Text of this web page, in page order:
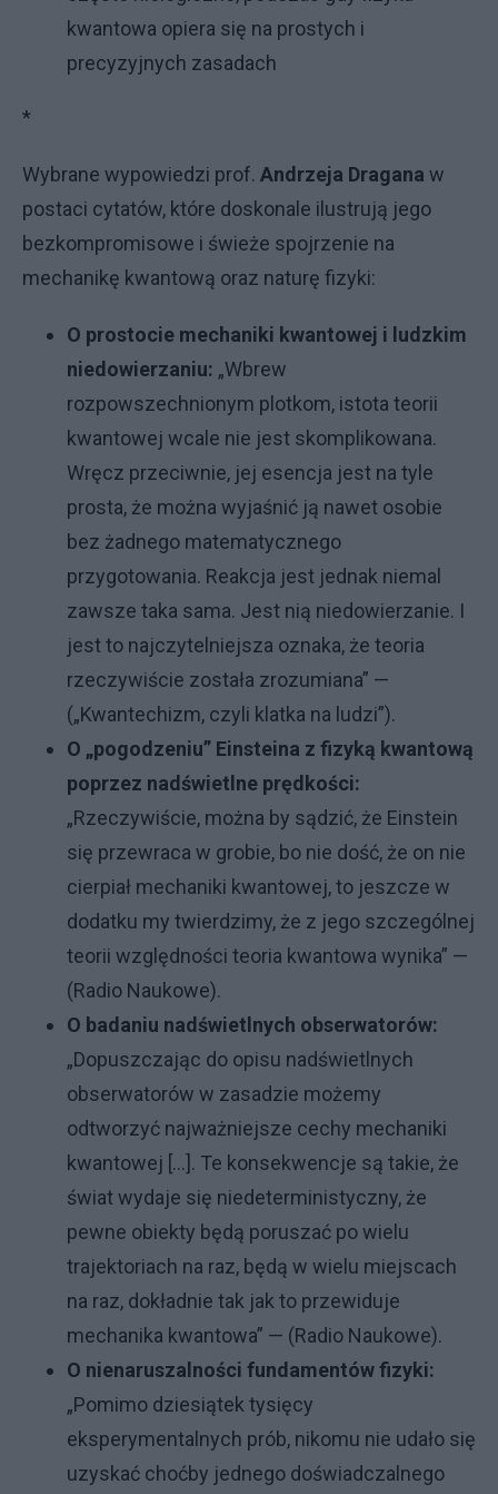
kwantowa opiera się na prostych i
precyzyjnych zasadach
*
Wybrane wypowiedzi prof. Andrzeja Dragana w
postaci cytatów, które doskonale ilustrują jego
bezkompromisowe i świeże spojrzenie na
mechanikę kwantową oraz naturę fizyki:
O prostocie mechaniki kwantowej i ludzkim
niedowierzaniu: „Wbrew
rozpowszechnionym plotkom, istota teorii
kwantowej wcale nie jest skomplikowana.
Wręcz przeciwnie, jej esencja jest na tyle
prosta, że można wyjaśnić ją nawet osobie
bez żadnego matematycznego
przygotowania. Reakcja jest jednak niemal
zawsze taka sama. Jest nią niedowierzanie. I
jest to najczytelniejsza oznaka, że teoria
rzeczywiście została zrozumiana” —
(„Kwantechizm, czyli klatka na ludzi”).
O „pogodzeniu” Einsteina z fizyką kwantową
poprzez nadświetlne prędkości:
„Rzeczywiście, można by sądzić, że Einstein
się przewraca w grobie, bo nie dość, że on nie
cierpiał mechaniki kwantowej, to jeszcze w
dodatku my twierdzimy, że z jego szczególnej
teorii względności teoria kwantowa wynika” —
(Radio Naukowe).
O badaniu nadświetlnych obserwatorów:
„Dopuszczając do opisu nadświetlnych
obserwatorów w zasadzie możemy
odtworzyć najważniejsze cechy mechaniki
kwantowej [...]. Te konsekwencje są takie, że
świat wydaje się niedeterministyczny, że
pewne obiekty będą poruszać po wielu
trajektoriach na raz, będą w wielu miejscach
na raz, dokładnie tak jak to przewiduje
mechanika kwantowa” — (Radio Naukowe).
O nienaruszalności fundamentów fizyki:
„Pomimo dziesiątek tysięcy
eksperymentalnych prób, nikomu nie udało się
uzyskać choćby jednego doświadczalnego